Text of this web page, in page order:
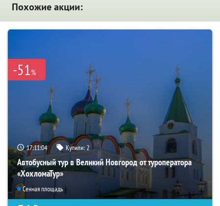
Похожие акции:
-51%
17:11:03 Купили:2
Автобусный тур в Великий Новгород от туроператора
«ХохломаТур»
Сенная площадь